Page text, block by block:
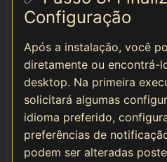
Configuração
Após a instalação, você
diretamente ou encontrá-
desktop. Na primeira
solicitará algumas
idioma preferido,
preferências de
podem ser alteradas